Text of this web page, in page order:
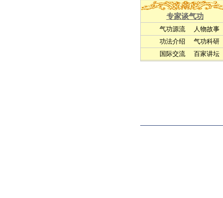
专家谈气功
气功源流
人物故事
功法介绍
气功科研
国际交流
百家讲坛